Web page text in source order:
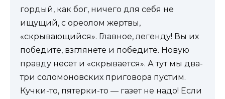
гордый, как бог, ничего для себя не
ищущий, с ореолом жертвы,
«скрывающийся». Главное, легенду! Вы их
победите, взглянете и победите. Новую
правду несет и «скрывается». А тут мы два-
три соломоновских приговора пустим.
Кучки-то, пятерки-то — газет не надо! Если